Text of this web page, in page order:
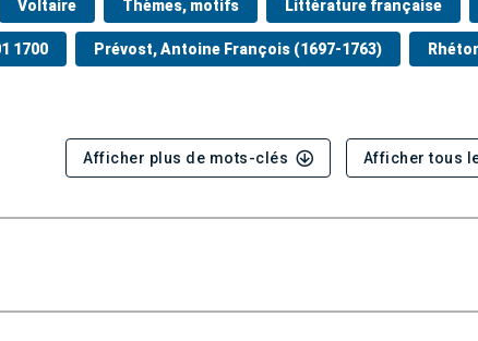
Voltaire Thèmes, motifs Littérature française
1700 Prévost, Antoine François (1697-1763)
Afficher plus de mots-clés Afficher tous